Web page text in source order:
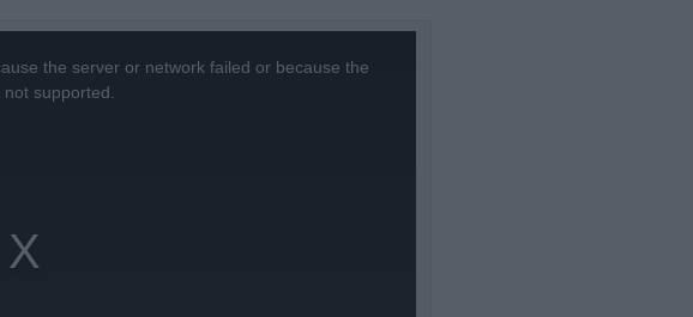
the server or network failed or because the
not supported.